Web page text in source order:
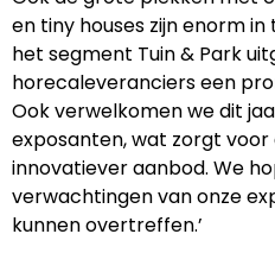
en tiny houses zijn enorm
het segment Tuin & Park
horecaleveranciers een
Ook verwelkomen we dit
exposanten, wat zorgt
innovatiever aanbod. We
verwachtingen van onze
kunnen overtreffen.’